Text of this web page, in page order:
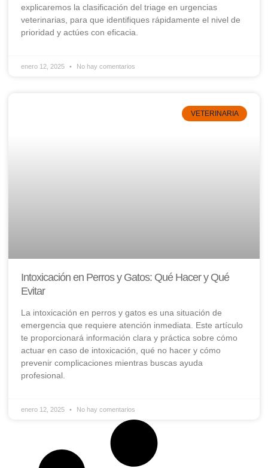
explicaremos la clasificación del triage en urgencias
veterinarias, para que identifiques rápidamente el nivel de
prioridad y actúes con eficacia.
enero 12, 2025 No hay comentarios
VETERINARIA
Intoxicación en Perros y Gatos: Qué Hacer y Qué
Evitar
La intoxicación en perros y gatos es una situación de
emergencia que requiere atención inmediata. Este artículo
te proporcionará información clara y práctica sobre cómo
actuar en caso de intoxicación, qué no hacer y cómo
prevenir complicaciones mientras buscas ayuda
profesional.
enero 12, 2025 No hay comentarios